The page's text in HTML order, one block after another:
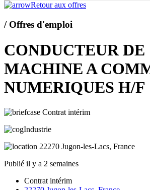
Retour aux offres
/ Offres d'emploi
CONDUCTEUR DE
MACHINE A
NUMERIQUES H/F
Contrat intérim
Industrie
22270 Jugon-les-Lacs, France
Publié il y a 2 semaines
Contrat intérim